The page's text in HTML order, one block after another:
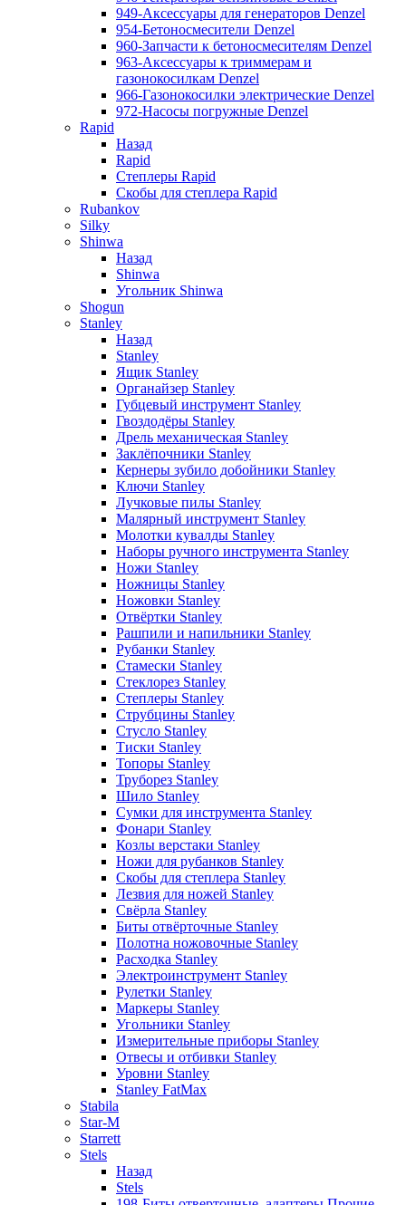
949-Аксессуары для генераторов Denzel
954-Бетоносмесители Denzel
960-Запчасти к бетоносмесителям Denzel
963-Аксессуары к триммерам и
газонокосилкам Denzel
966-Газонокосилки электрические Denzel
972-Насосы погружные Denzel
Rapid
Назад
Rapid
Степлеры Rapid
Скобы для cтеплера Rapid
Rubankov
Silky
Shinwa
Назад
Shinwa
Угольник Shinwa
Shogun
Stanley
Назад
Stanley
Ящик Stanley
Органайзер Stanley
Губцевый инструмент Stanley
Гвоздодёры Stanley
Дрель механическая Stanley
Заклёпочники Stanley
Кернеры зубило добойники Stanley
Ключи Stanley
Лучковые пилы Stanley
Малярный инструмент Stanley
Молотки кувалды Stanley
Наборы ручного инструмента Stanley
Ножи Stanley
Ножницы Stanley
Ножовки Stanley
Отвёртки Stanley
Рашпили и напильники Stanley
Рубанки Stanley
Стамески Stanley
Стеклорез Stanley
Степлеры Stanley
Струбцины Stanley
Стусло Stanley
Тиски Stanley
Топоры Stanley
Труборез Stanley
Шило Stanley
Сумки для инструмента Stanley
Фонари Stanley
Козлы верстаки Stanley
Ножи для рубанков Stanley
Скобы для степлера Stanley
Лезвия для ножей Stanley
Свёрла Stanley
Биты отвёрточные Stanley
Полотна ножовочные Stanley
Расходка Stanley
Электроинструмент Stanley
Рулетки Stanley
Маркеры Stanley
Угольники Stanley
Измерительные приборы Stanley
Отвесы и отбивки Stanley
Уровни Stanley
Stanley FatMax
Stabila
Star-M
Starrett
Stels
Назад
Stels